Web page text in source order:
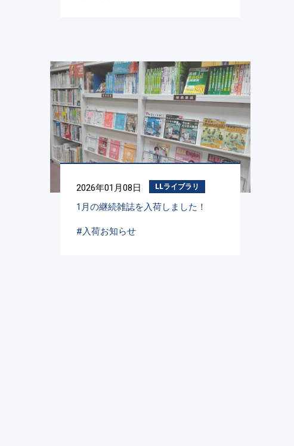
2026年01月08日 LLライブラリ
1月の継続雑誌を入荷しました！
#入荷お知らせ